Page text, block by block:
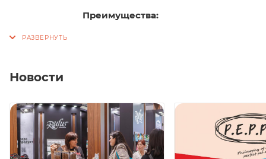
Преимущества:
необходимый баланс микрофлоры кишечника и
Высокая усвояемость: Тщательный отбор
ингредиентов обеспечивает хорошую
поедаемость и высокую усвояемость. Морковь и
цукини (натуральные источники клетчатки)
Новости